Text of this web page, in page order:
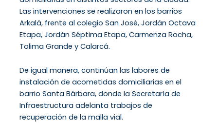
Las intervenciones se realizaron en los barrios
Arkalá, frente al colegio San José, Jordán Octava
Etapa, Jordán Séptima Etapa, Carmenza Rocha,
Tolima Grande y Calarcá.
De igual manera, continúan las labores de
instalación de acometidas domiciliarias en el
barrio Santa Bárbara, donde la Secretaría de
Infraestructura adelanta trabajos de
recuperación de la malla vial.